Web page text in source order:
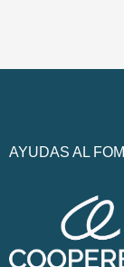
AYUDAS AL